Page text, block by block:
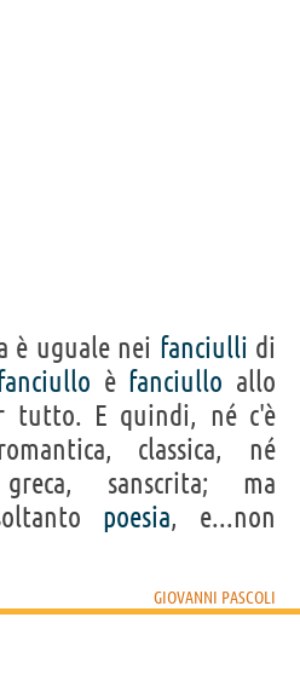
è uguale nei fanciulli di
è fanciullo allo
tutto. E quindi, né c'è
classica, né
sanscrita; ma
poesia, e...non
GIOVANNI PASCOLI